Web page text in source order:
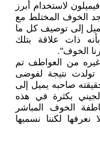
لاستخدام أبرز
الخوف المختلط مع
إلى توصيف كل ما
ذات علاقة بتلك
الخوف".
من العواطف تم
تولدت نتيجة لفوضى
صاحبه يميل إلى
بكثرة في هذه
الخوف المباشر
نعرفها لكننا نسميها